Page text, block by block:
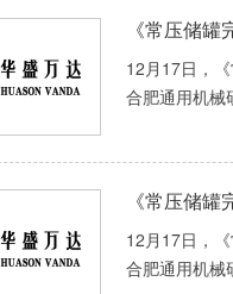
《常压储
12月17日，
合肥通用机械
《常压储
12月17日，
合肥通用机械